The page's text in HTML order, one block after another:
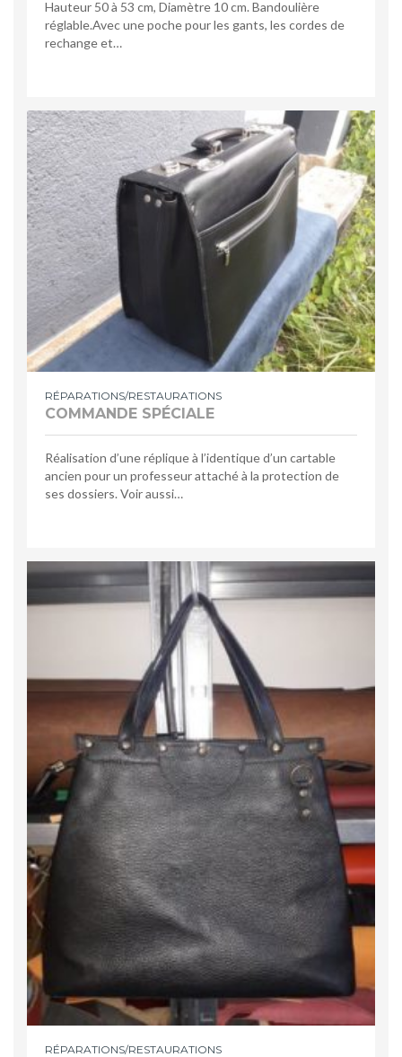
Hauteur 50 à 53 cm, Diamètre 10 cm. Bandoulière
réglable.Avec une poche pour les gants, les cordes de
rechange et…
RÉPARATIONS/RESTAURATIONS
COMMANDE SPÉCIALE
Réalisation d’une réplique à l’identique d’un cartable
ancien pour un professeur attaché à la protection de
ses dossiers. Voir aussi…
RÉPARATIONS/RESTAURATIONS